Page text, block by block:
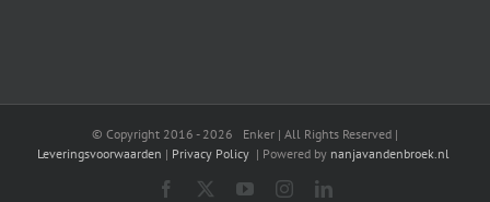
© Copyright 2016 - 2026 Enker | All Rights Reserved |
Leveringsvoorwaarden | Privacy Policy | Powered by nanjavandenbroek.nl
Facebook YouTubeInstagram